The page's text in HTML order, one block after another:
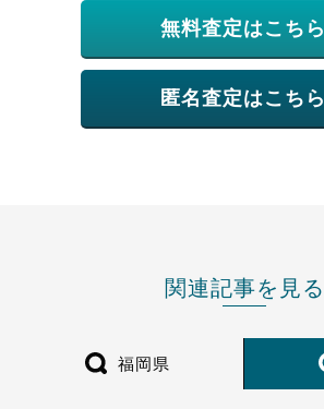
無料査定はこちら
匿名査定はこちら
関連記事を見る
福岡県